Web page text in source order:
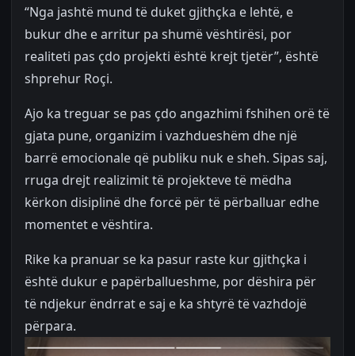
“Nga jashtë mund të duket gjithçka e lehtë, e
bukur dhe e arritur pa shumë vështirësi, por
realiteti pas çdo projekti është krejt tjetër”, është
shprehur Roçi.
Ajo ka treguar se pas çdo angazhimi fshihen orë të
gjata pune, organizim i vazhdueshëm dhe një
barrë emocionale që publiku nuk e sheh. Sipas saj,
rruga drejt realizimit të projekteve të mëdha
kërkon disiplinë dhe forcë për të përballuar edhe
momentet e vështira.
Rike ka pranuar se ka pasur raste kur gjithçka i
është dukur e papërballueshme, por dëshira për
të ndjekur ëndrrat e saj e ka shtyrë të vazhdojë
përpara.